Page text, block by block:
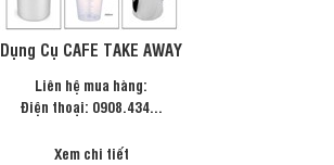
Dụng Cụ CAFE TAKE AWAY
Liên hệ mua hàng:
Điện thoại: 0908.434...
Xem chi tiết